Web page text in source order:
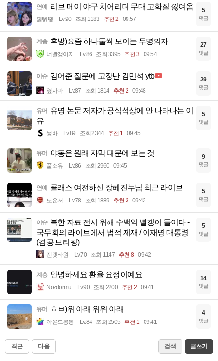
연예 리브 메이 야구 치어리더 무대 고화질 낋여옴
꿻뻵뗗 Lv.90 조회 1183 추천 2 09:57
5
댓글
계층 후방)요즘 하나둘씩 보이는 투명의자
너빨갱이지 Lv.86 조회 3395 추천 3 09:54
27
댓글
이슈 김어준 질문에 고장난 김민석.ytb
옆사마 Lv.87 조회 1814 추천 2 09:48
29
댓글
유머 유명 논문 저자가 공식석상에 안 나타나는 이
유
썽바 Lv.89 조회 2344 추천 1 09:45
5
댓글
유머 야동은 원래 자막 때문에 보는 것
풀소유 Lv.86 조회 2960 09:45
9
댓글
연예 클래스 여전하신 장혜진누님 최근 라이브
노윤서 Lv.78 조회 1889 추천 3 09:42
5
댓글
이슈 북한 자료 전시 위해 수백억 빨갱이 들이다 -
국무회의 라이브에서 법적 제재 / 이재명 대통령
(겸공 브리핑)
진겟타원 Lv.70 조회 1147 추천 8 09:42
5
댓글
계층 안녕하세요 환율 요정이예요
Nozdormu Lv.90 조회 2200 추천 2 09:41
14
댓글
유머 ㅎㅂ)위 아래 위위 아래
아몬드봉봉 Lv.84 조회 2505 추천 1 09:41
4
댓글
최근 다음 검색 글쓰기